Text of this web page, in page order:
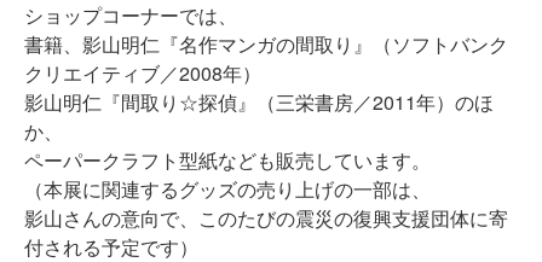
ショップコーナーでは、
書籍、影山明仁『名作マンガの間取り』（ソフトバンク
クリエイティブ／2008年）
影山明仁『間取り☆探偵』（三栄書房／2011年）のほ
か、
ペーパークラフト型紙なども販売しています。
（本展に関連するグッズの売り上げの一部は、
影山さんの意向で、このたびの震災の復興支援団体に寄
付される予定です）